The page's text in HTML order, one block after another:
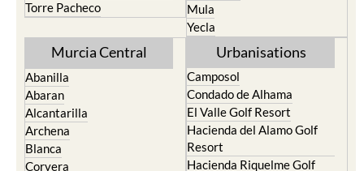
Torre Pacheco
Mula
Yecla
Murcia Central
Abanilla
Abaran
Alcantarilla
Archena
Blanca
Corvera
Urbanisations
Camposol
Condado de Alhama
El Valle Golf Resort
Hacienda del Alamo Golf
Resort
Hacienda Riquelme Golf